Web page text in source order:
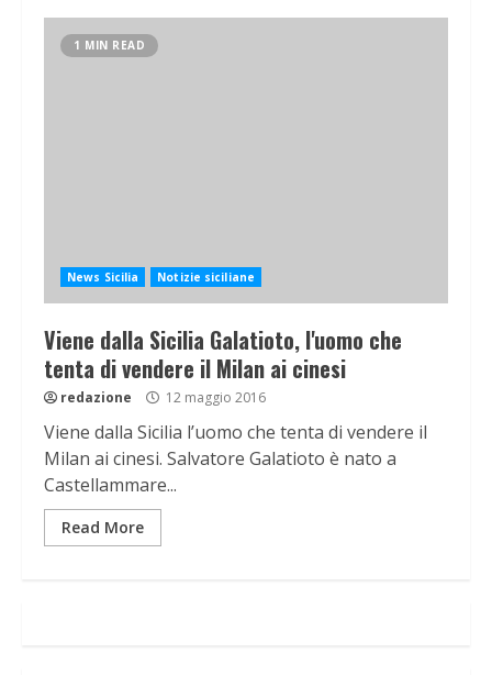
1 MIN READ
News Sicilia Notizie siciliane
Viene dalla Sicilia Galatioto, l'uomo che
tenta di vendere il Milan ai cinesi
redazione 12 maggio 2016
Viene dalla Sicilia l’uomo che tenta di vendere il
Milan ai cinesi. Salvatore Galatioto è nato a
Castellammare...
Read More